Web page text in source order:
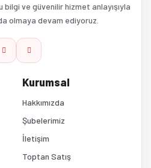
ve güvenilir hizmet anlayışıyla
olmaya devam ediyoruz.
Kurumsal
Hakkımızda
Şubelerimiz
İletişim
Toptan Satış